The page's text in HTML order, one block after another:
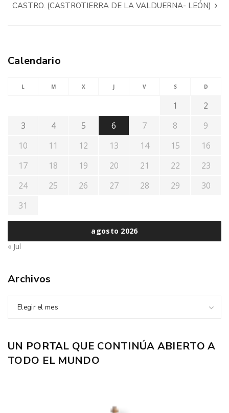
CASTRO. (CASTROTIERRA DE LA VALDUERNA- LEÓN)
Calendario
agosto 2026
L M X J V S D
1
2
3
4 5 6 7 8
9
10
11 12 13 14 15
16
17
18 19 20 21 22
23
24
25 26 27 28 29
30
31
« Jul
Archivos
Elegir el mes
UN PORTAL QUE CONTINÚA ABIERTO A
TODO EL MUNDO